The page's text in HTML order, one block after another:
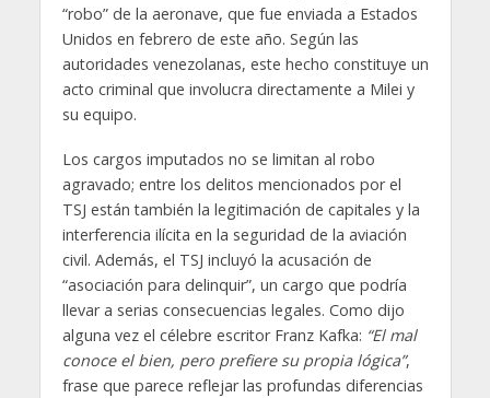
“robo” de la aeronave, que fue enviada a Estados
Unidos en febrero de este año. Según las
autoridades venezolanas, este hecho constituye un
acto criminal que involucra directamente a Milei y
su equipo.
Los cargos imputados no se limitan al robo
agravado; entre los delitos mencionados por el
TSJ están también la legitimación de capitales y la
interferencia ilícita en la seguridad de la aviación
civil. Además, el TSJ incluyó la acusación de
“asociación para delinquir”, un cargo que podría
llevar a serias consecuencias legales. Como dijo
alguna vez el célebre escritor Franz Kafka: “El mal
conoce el bien, pero prefiere su propia lógica”,
frase que parece reflejar las profundas diferencias